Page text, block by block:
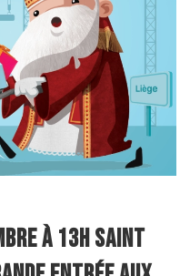
à 13h Saint